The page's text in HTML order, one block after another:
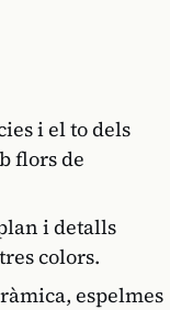
i el to dels
flors de
i detalls
colors.
espelmes